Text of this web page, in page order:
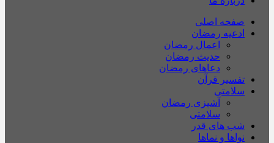
صفحه اصلی
ادعیه رمضان
اعمال رمضان
حدیث رمضان
دعاهای رمضان
تفسیر قرآن
سلامتی
آشپزی رمضان
سلامتی
شب های قدر
نواها و نماها